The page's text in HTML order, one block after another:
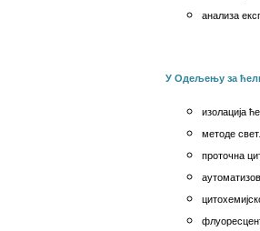
анализа
У Одељењу за
изолација
методе
проточна